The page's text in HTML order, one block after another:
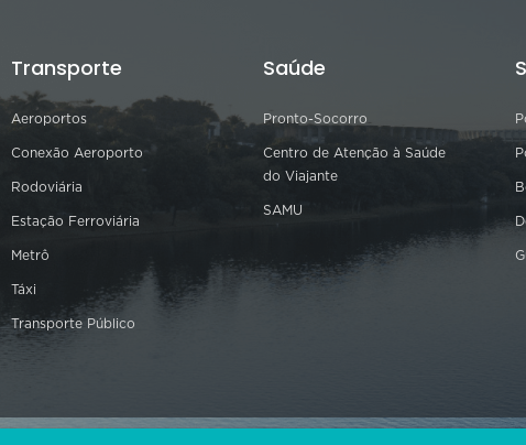
Transporte
Aeroportos
Conexão Aeroporto
Rodoviária
Estação Ferroviária
Metrô
Táxi
Transporte Público
Saúde
Pronto-Socorro
Centro de Atenção à Saúde
do Viajante
SAMU